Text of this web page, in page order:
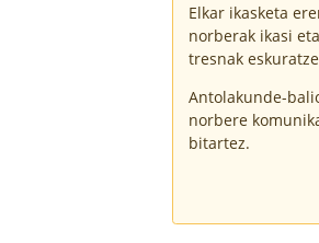
Elkar ikasketa
norberak ikasi
tresnak
Antolakunde-
norbere
bitartez.